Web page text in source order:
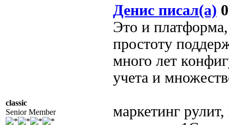
classic
Senior Member
Денис писал(а)
Это и
простоту
много лет
учета и
маркетинг